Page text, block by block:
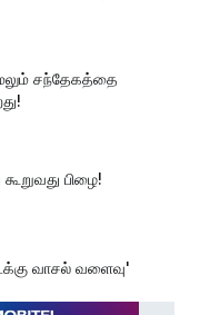
சந்தேகத்தை
பிழை!
வாசல் வளைவு'